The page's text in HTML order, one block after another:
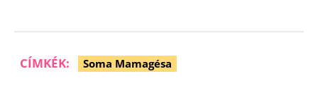
CÍMKÉK: Soma Mamagésa